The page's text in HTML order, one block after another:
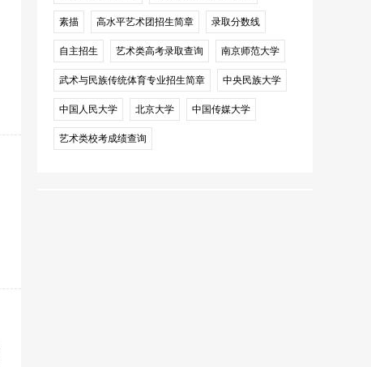
素描 高水平艺术团招生简章 录取分数线
自主招生 艺术类高考录取查询 南京师范大学
武术与民族传统体育专业招生简章 中央民族大学
中国人民大学 北京大学 中国传媒大学
艺术类校考成绩查询